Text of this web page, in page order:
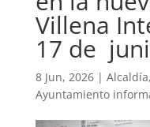
Villena
17 de
8 Jun, 2026| Alcaldía,
Ayuntamiento